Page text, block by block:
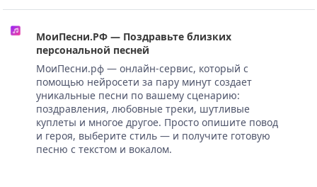
МоиПесни.РФ — Поздравьте близких
персональной песней
МоиПесни.рф — онлайн-сервис, который с
помощью нейросети за пару минут создает
уникальные песни по вашему сценарию:
поздравления, любовные треки, шутливые
куплеты и многое другое. Просто опишите повод
и героя, выберите стиль — и получите готовую
песню с текстом и вокалом.